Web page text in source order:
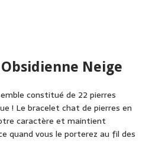
Neige
constitué de 22 pierres
! Le bracelet chat de pierres en
caractère et maintient
quand vous le porterez au fil des